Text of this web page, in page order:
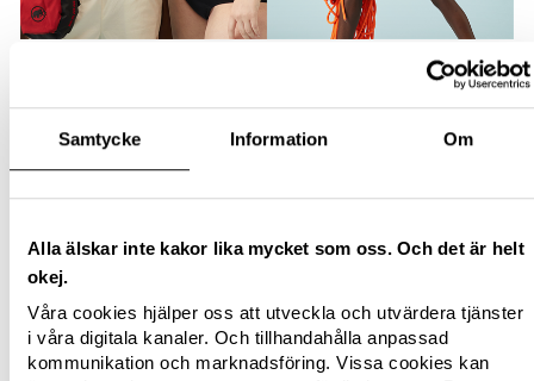
Samtycke Information Om
Alla älskar inte kakor lika mycket som oss. Och det är helt
okej.
Våra cookies hjälper oss att utveckla och utvärdera tjänster
i våra digitala kanaler. Och tillhandahålla anpassad
kommunikation och marknadsföring. Vissa cookies kan